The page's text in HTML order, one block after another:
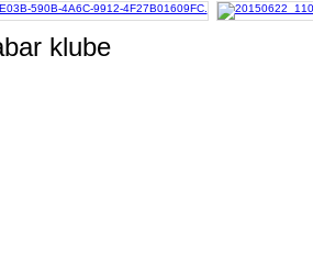
klube